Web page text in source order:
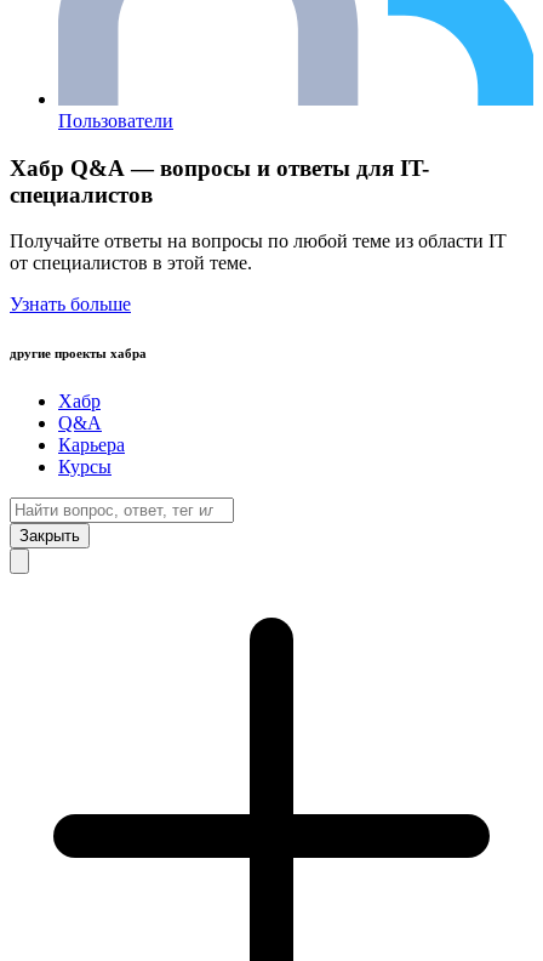
Пользователи
Хабр Q&A — вопросы и ответы для IT-
специалистов
Получайте ответы на вопросы по любой теме из области IT
от специалистов в этой теме.
Узнать больше
другие проекты хабра
Хабр
Q&A
Карьера
Курсы
Закрыть